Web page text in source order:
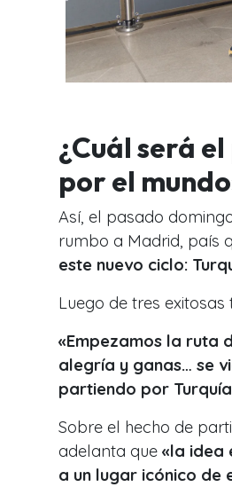
¿Cuál será
por el
Así, el pasado
rumbo a Madrid, país
este nuevo ciclo:
Luego de tres
«Empezamos la ruta
alegría y ganas… se
partiendo por
Sobre el hecho de
adelanta que «la idea
a un lugar icónico de